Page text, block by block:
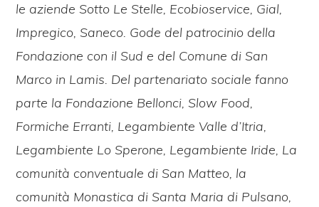
le aziende Sotto Le Stelle, Ecobioservice, Gial,
Impregico, Saneco. Gode del patrocinio della
Fondazione con il Sud e del Comune di San
Marco in Lamis. Del partenariato sociale fanno
parte la Fondazione Bellonci, Slow Food,
Formiche Erranti, Legambiente Valle d’Itria,
Legambiente Lo Sperone, Legambiente Iride, La
comunità conventuale di San Matteo, la
comunità Monastica di Santa Maria di Pulsano,